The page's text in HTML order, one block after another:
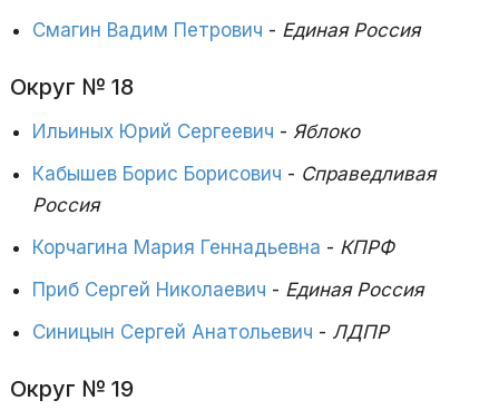
Смагин Вадим Петрович - Единая Россия
Округ № 18
Ильиных Юрий Сергеевич - Яблоко
Кабышев Борис Борисович - Справедливая
Россия
Корчагина Мария Геннадьевна - КПРФ
Приб Сергей Николаевич - Единая Россия
Синицын Сергей Анатольевич - ЛДПР
Округ № 19